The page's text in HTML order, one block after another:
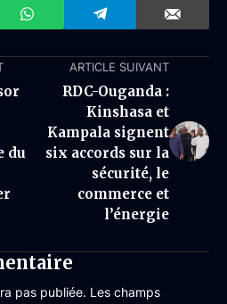
du
ARTICLE SUIVANT
RDC-Ouganda :
Kinshasa et
Kampala signent
six accords sur la
sécurité, le
commerce et
l’énergie
pas publiée. Les champs